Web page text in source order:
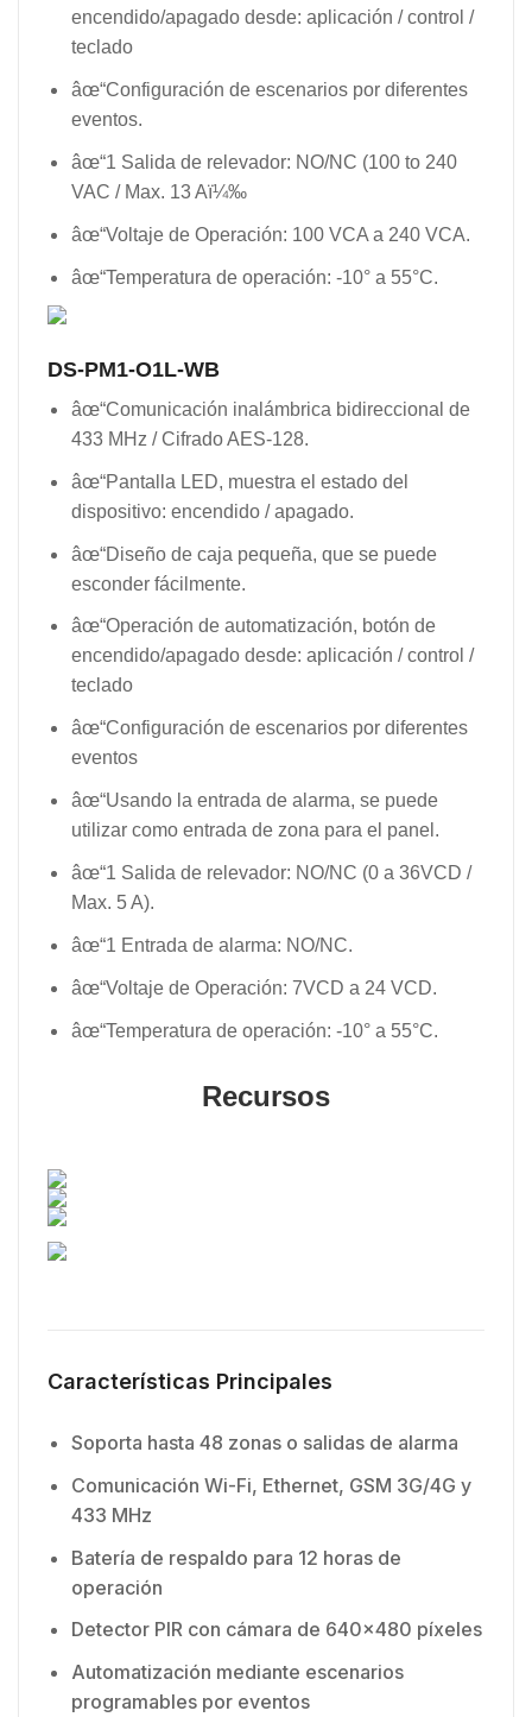
encendido/apagado desde: aplicación / control /
teclado
âœ“Configuración de escenarios por diferentes
eventos.
âœ“1 Salida de relevador: NO/NC (100 to 240
VAC / Max. 13 Aï¼‰
âœ“Voltaje de Operación: 100 VCA a 240 VCA.
âœ“Temperatura de operación: -10° a 55°C.
DS-PM1-O1L-WB
âœ“Comunicación inalámbrica bidireccional de
433 MHz / Cifrado AES-128.
âœ“Pantalla LED, muestra el estado del
dispositivo: encendido / apagado.
âœ“Diseño de caja pequeña, que se puede
esconder fácilmente.
âœ“Operación de automatización, botón de
encendido/apagado desde: aplicación / control /
teclado
âœ“Configuración de escenarios por diferentes
eventos
âœ“Usando la entrada de alarma, se puede
utilizar como entrada de zona para el panel.
âœ“1 Salida de relevador: NO/NC (0 a 36VCD /
Max. 5 A).
âœ“1 Entrada de alarma: NO/NC.
âœ“Voltaje de Operación: 7VCD a 24 VCD.
âœ“Temperatura de operación: -10° a 55°C.
Recursos
Características Principales
Soporta hasta 48 zonas o salidas de alarma
Comunicación Wi-Fi, Ethernet, GSM 3G/4G y
433 MHz
Batería de respaldo para 12 horas de
operación
Detector PIR con cámara de 640×480 píxeles
Automatización mediante escenarios
programables por eventos